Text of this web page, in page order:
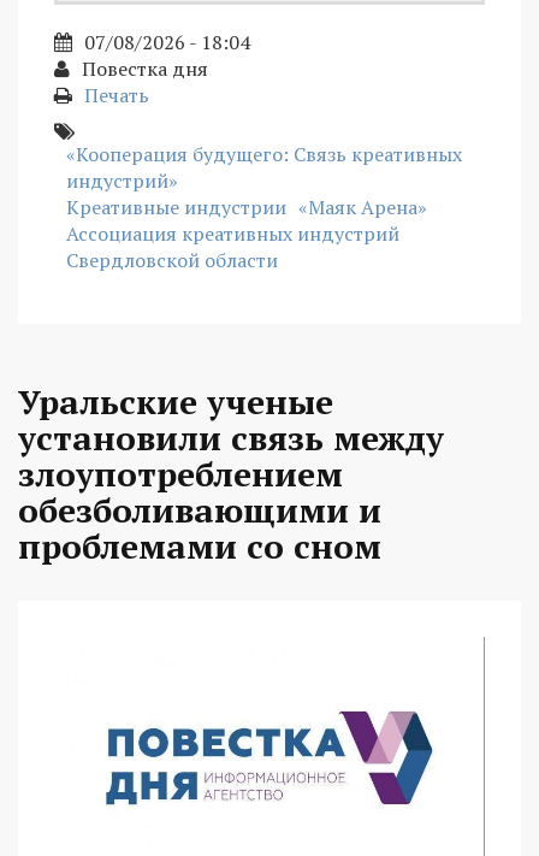
07/08/2026 - 18:04
Повестка дня
Печать
«Кооперация будущего: Связь креативных
индустрий»
Креативные индустрии «Маяк Арена»
Ассоциация креативных индустрий
Свердловской области
Уральские ученые
установили связь между
злоупотреблением
обезболивающими и
проблемами со сном